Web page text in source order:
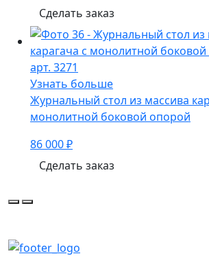
Сделать заказ
арт. 3271
Узнать больше
Журнальный стол из массива
монолитной боковой опорой
86 000 ₽
Сделать заказ